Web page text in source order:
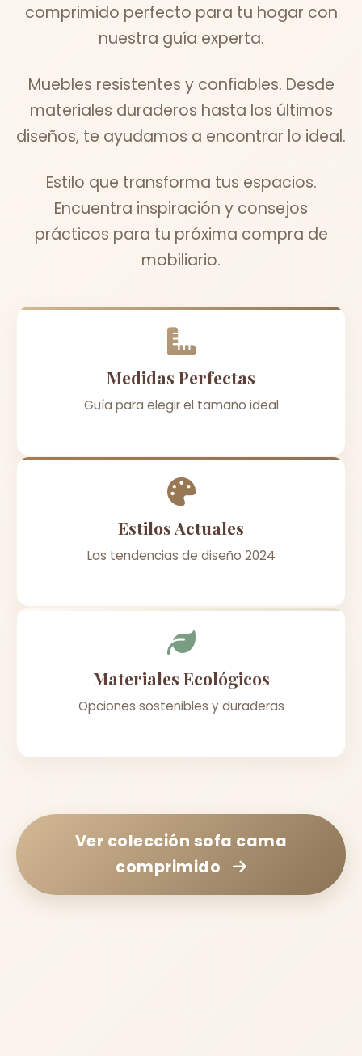
comprimido perfecto para tu hogar con
nuestra guía experta.
Muebles resistentes y confiables. Desde
materiales duraderos hasta los últimos
diseños, te ayudamos a encontrar lo ideal.
Estilo que transforma tus espacios.
Encuentra inspiración y consejos
prácticos para tu próxima compra de
mobiliario.
Medidas Perfectas
Guía para elegir el tamaño ideal
Estilos Actuales
Las tendencias de diseño 2024
Materiales Ecológicos
Opciones sostenibles y duraderas
Ver colección sofa cama
comprimido